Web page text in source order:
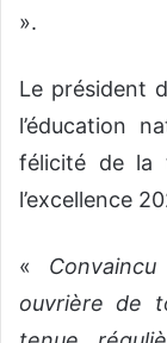
».
Le président
l’éducation
félicité de la
l’excellence
«
ouvrière de